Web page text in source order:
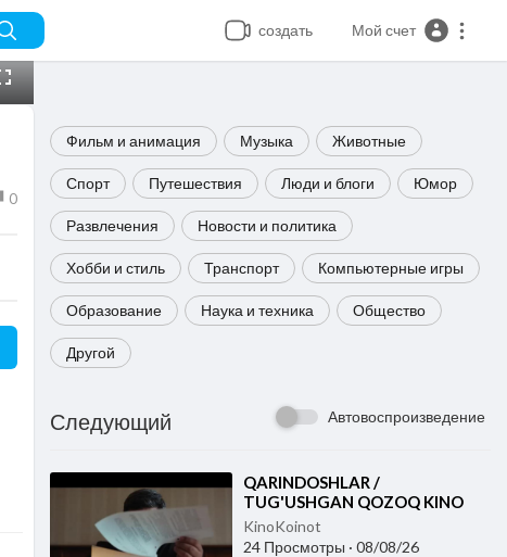
создать Мой счет
Фильм и анимация Музыка Животные
Спорт Путешествия Люди и блоги Юмор
Развлечения Новости и политика
Хобби и стиль Транспорт Компьютерные игры
Образование Наука и техника Общество
Другой
Следующий Автовоспроизведение
⁣QARINDOSHLAR /
TUG'USHGAN QOZOQ KINO
2026 UZBEK TILIDA
KinoKoinot
24 Просмотры · 08/08/26
0